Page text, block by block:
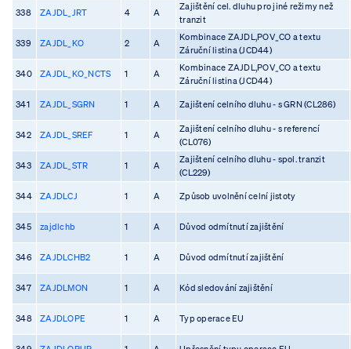
338 ZAJDL_JRT 4 A
Zajištění cel. dluhu pro jiné režimy než
tranzit
339 ZAJDL_KO 2 A
Kombinace ZAJDL,POV_CO a textu
Záruční listina (JCD44)
340 ZAJDL_KO_NCTS 1 A
Kombinace ZAJDL,POV_CO a textu
Záruční listina (JCD44)
341 ZAJDL_SGRN 1 A Zajištení celního dluhu - s GRN (CL286)
342 ZAJDL_SREF 1 A
Zajištení celního dluhu - s referencí
(CL076)
343 ZAJDL_STR 1 A
Zajištení celního dluhu - spol. tranzit
(CL229)
344 ZAJDLCJ 1 A Způsob uvolnění celní jistoty
345 zajdlchb 1 A Důvod odmítnutí zajištění
346 ZAJDLCHB2 1 A Důvod odmítnutí zajištění
347 ZAJDLMON 1 A Kód sledování zajištění
348 ZAJDLOPE 1 A Typ operace EU